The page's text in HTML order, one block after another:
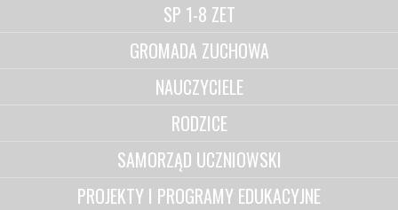
SP 1-8 ZET
GROMADA ZUCHOWA
NAUCZYCIELE
RODZICE
SAMORZĄD UCZNIOWSKI
PROJEKTY I PROGRAMY EDUKACYJNE